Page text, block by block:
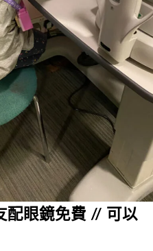
配眼鏡免費 // 可以